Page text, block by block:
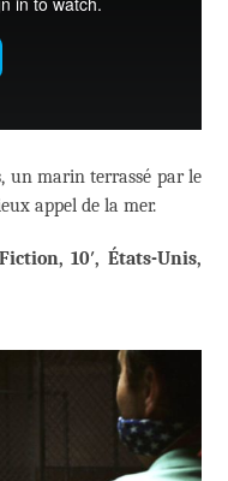
un marin terrassé par le
appel de la mer.
10′, États-Unis,